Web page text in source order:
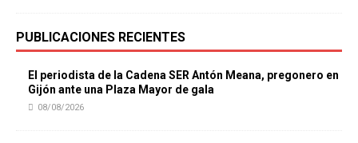
PUBLICACIONES RECIENTES
El periodista de la Cadena SER Antón Meana, pregonero en
Gijón ante una Plaza Mayor de gala
08/08/2026